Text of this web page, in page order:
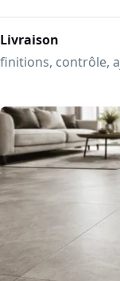
Livraison
finitions, contrôle,